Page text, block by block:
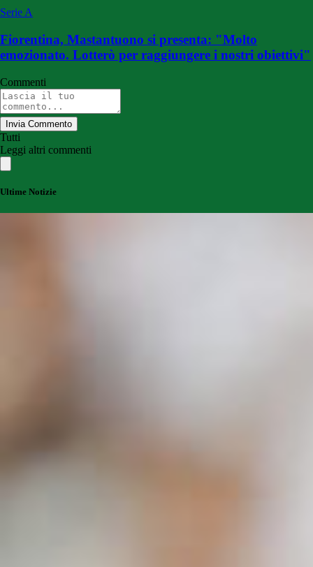
Serie A
Fiorentina, Mastantuono si presenta: "Molto
emozionato. Lotterò per raggiungere i nostri obiettivi"
Commenti
Invia Commento
Tutti
Leggi altri commenti
Ultime Notizie